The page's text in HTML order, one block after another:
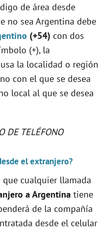
de área desde
no sea Argentina debe
(+54) con dos
(+), la
la localidad o región
con el que se desea
local al que se desea
DE TELÉFONO
el extranjero?
que cualquier llamada
a Argentina tiene
de la compañía
desde el celular